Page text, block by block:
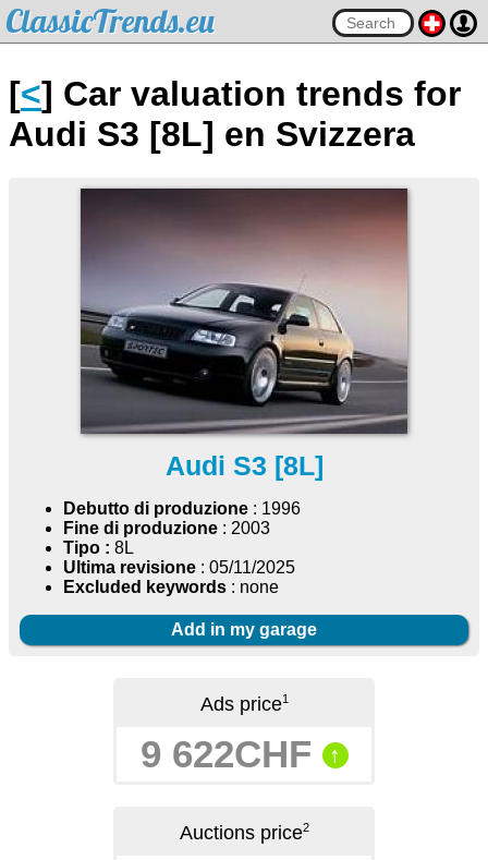
ClassicTrends.eu
[<] Car valuation trends for
Audi S3 [8L] en Svizzera
Audi S3 [8L]
Debutto di produzione : 1996
Fine di produzione : 2003
Tipo : 8L
Ultima revisione : 05/11/2025
Excluded keywords : none
Add in my garage
Ads price1
9 622CHF ↑
Auctions price2